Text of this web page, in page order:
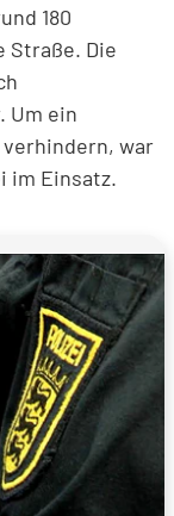
180
Straße. Die
Um ein
war
im Einsatz.